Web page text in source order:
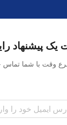
یک پیشنهاد
وقت با شما